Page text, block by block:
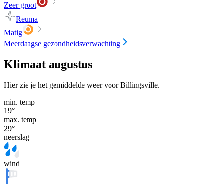
Zeer groot
Reuma
Matig
Meerdaagse gezondheidsverwachting
Klimaat augustus
Hier zie je het gemiddelde weer voor Billingsville.
min. temp
19°
max. temp
29°
neerslag
wind